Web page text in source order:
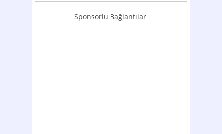
Sponsorlu Bağlantılar